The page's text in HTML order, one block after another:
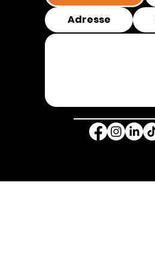
Adresse